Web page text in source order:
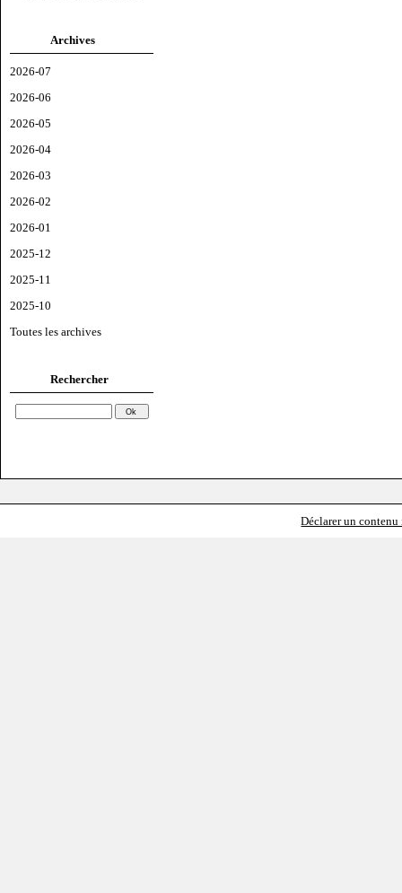
Archives
2026-07
2026-06
2026-05
2026-04
2026-03
2026-02
2026-01
2025-12
2025-11
2025-10
Toutes les archives
Rechercher
Déclarer un